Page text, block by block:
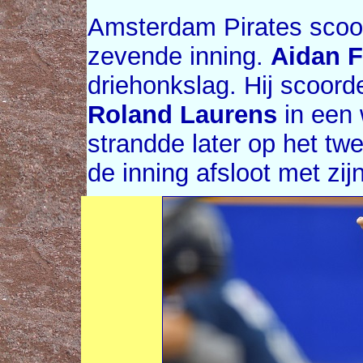
Amsterdam Pirates
zevende inning. Aidan
driehonkslag. Hij
Roland Laurens in een
strandde later op het
de inning afsloot met